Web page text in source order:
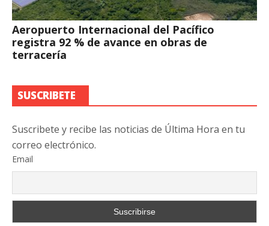
Aeropuerto Internacional del Pacífico
registra 92 % de avance en obras de
terracería
SUSCRIBETE
Suscribete y recibe las noticias de Última Hora en tu
correo electrónico.
Email